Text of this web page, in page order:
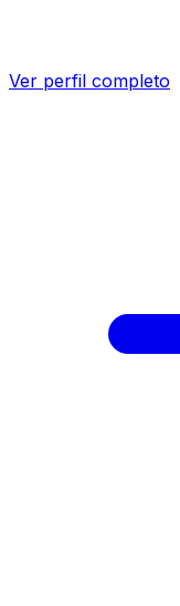
Ver perfil completo